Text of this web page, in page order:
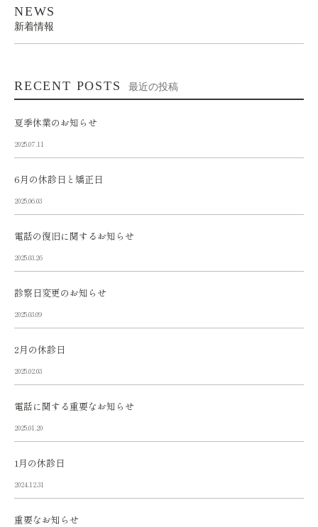
NEWS
新着情報
RECENT POSTS 最近の投稿
夏季休業のお知らせ
2025.07.11
6月の休診日と矯正日
2025.06.03
電話の復旧に関するお知らせ
2025.03.26
診察日変更のお知らせ
2025.03.09
2月の休診日
2025.02.03
電話に関する重要なお知らせ
2025.01.20
1月の休診日
2024.12.31
重要なお知らせ